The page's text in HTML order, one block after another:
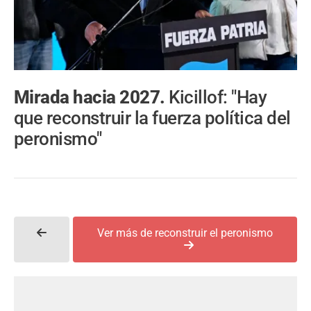
Mirada hacia 2027. Kicillof: "Hay
que reconstruir la fuerza política del
peronismo"
Ver más de reconstruir el peronismo